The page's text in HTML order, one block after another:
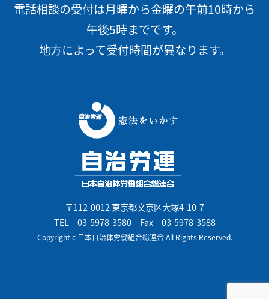
電話相談の受付は月曜から金曜の午前10時から
午後5時までです。
地方によって受付時間が異なります。
〒112-0012 東京都文京区大塚4-10-7
TEL 03-5978-3580Fax 03-5978-3588
Copyright c 日本自治体労働組合総連合 All Rights Reserved.